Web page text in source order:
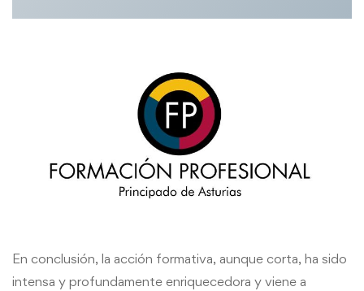
En conclusión, la acción formativa, aunque corta, ha sido
intensa y profundamente enriquecedora y viene a